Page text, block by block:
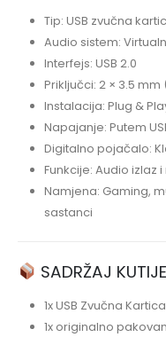
Tip: USB zvučna
Audio sistem:
Interfejs: USB 2.0
Priključci: 2 × 3.5
Instalacija: Plug &
Napajanje: Putem
Digitalno pojačalo:
Funkcije: Audio izlaz
Namjena: Gaming,
sastanci
SADRŽAJ KUTIJE
1x USB Zvučna Kartica
1x originalno